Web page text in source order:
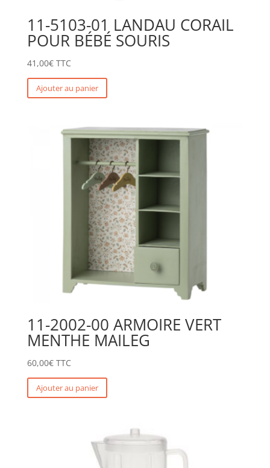
11-5103-01 LANDAU CORAIL
POUR BÉBÉ SOURIS
41,00€ TTC
Ajouter au panier
11-2002-00 ARMOIRE VERT
MENTHE MAILEG
60,00€ TTC
Ajouter au panier